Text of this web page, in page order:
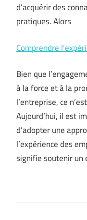
d’acquérir des
pratiques. Alors
Comprendre
Bien que
à la force et à la
l’entreprise, ce
Aujourd’hui, il est
d’adopter une
l’expérience des
signifie soutenir un